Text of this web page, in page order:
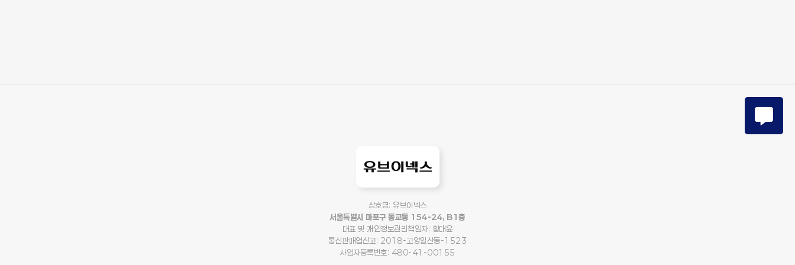
상호명: 유브이넥스
서울특별시 마포구 동교동 154-24, B1층
대표 및 개인정보관리책임자: 황대윤
통신판매업신고: 2018-고양일산동-1523
사업자등록번호: 480-41-00155